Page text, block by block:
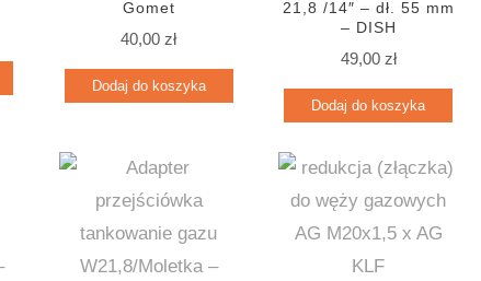
Gomet
40,00zł
Dodaj do koszyka
21,8 /14″ – dł. 55 mm
– DISH
49,00 zł
Dodaj do koszyka